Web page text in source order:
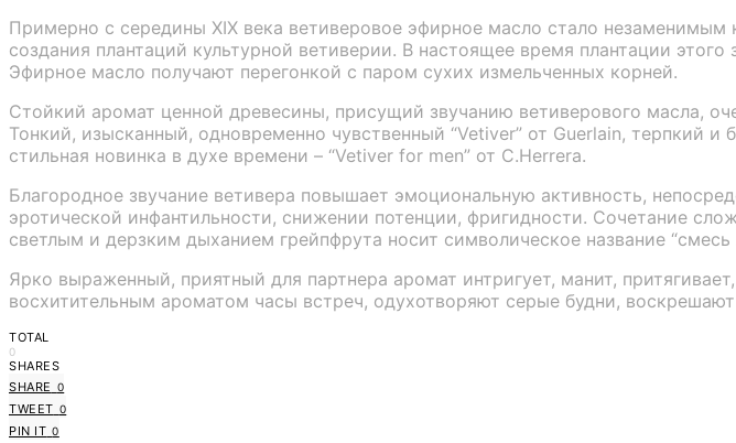
Примерно с середины XIX века ветиверовое эфирное масло стало
создания плантаций культурной ветиверии. В настоящее время плантации
Эфирное масло получают перегонкой с паром сухих измельченных корней.
Стойкий аромат ценной древесины, присущий звучанию ветиверового масла,
Тонкий, изысканный, одновременно чувственный “Vetiver” от Guerlain, терпкий и
стильная новинка в духе времени – “Vetiver for men” от C.Herrera.
Благородное звучание ветивера повышает эмоциональную активность,
эротической инфантильности, снижении потенции, фригидности. Сочетание
светлым и дерзким дыханием грейпфрута носит символическое название “смесь
Ярко выраженный, приятный для партнера аромат интригует, манит,
восхитительным ароматом часы встреч, одухотворяют серые будни,
TOTAL
0
SHARES
SHARE 0
TWEET 0
PIN IT 0